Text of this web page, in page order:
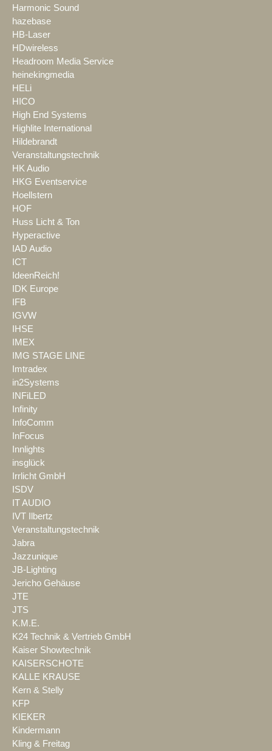
Harmonic Sound
hazebase
HB-Laser
HDwireless
Headroom Media Service
heinekingmedia
HELi
HICO
High End Systems
Highlite International
Hildebrandt
Veranstaltungstechnik
HK Audio
HKG Eventservice
Hoellstern
HOF
Huss Licht & Ton
Hyperactive
IAD Audio
ICT
IdeenReich!
IDK Europe
IFB
IGVW
IHSE
IMEX
IMG STAGE LINE
Imtradex
in2Systems
INFiLED
Infinity
InfoComm
InFocus
Innlights
insglück
Irrlicht GmbH
ISDV
IT AUDIO
IVT Ilbertz
Veranstaltungstechnik
Jabra
Jazzunique
JB-Lighting
Jericho Gehäuse
JTE
JTS
K.M.E.
K24 Technik & Vertrieb GmbH
Kaiser Showtechnik
KAISERSCHOTE
KALLE KRAUSE
Kern & Stelly
KFP
KIEKER
Kindermann
Kling & Freitag